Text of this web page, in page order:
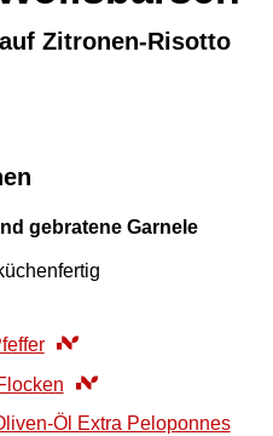
Zitronen-Risotto
gebratene Garnele
Öl Extra Peloponnes